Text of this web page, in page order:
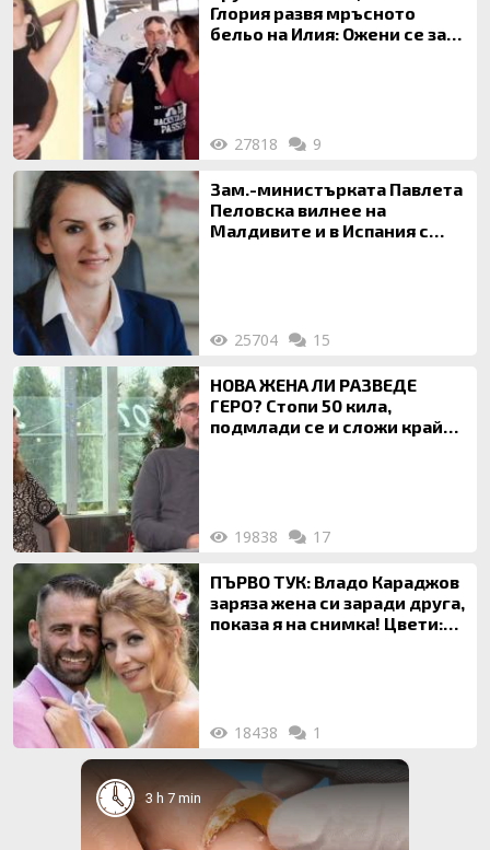
Глория развя мръсното
бельо на Илия: Ожени се за
27818 9
Зам.-министърката Павлета
Пеловска вилнее на
Малдивите и в Испания с
25704 15
НОВА ЖЕНА ЛИ РАЗВЕДЕ
ГЕРО? Стопи 50 кила,
подмлади се и сложи край
19838 17
ПЪРВО ТУК: Владо Караджов
заряза жена си заради друга,
показа я на снимка! Цвети:
18438 1
3 h 7 min